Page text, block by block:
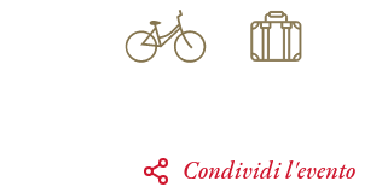
Condividi l'evento